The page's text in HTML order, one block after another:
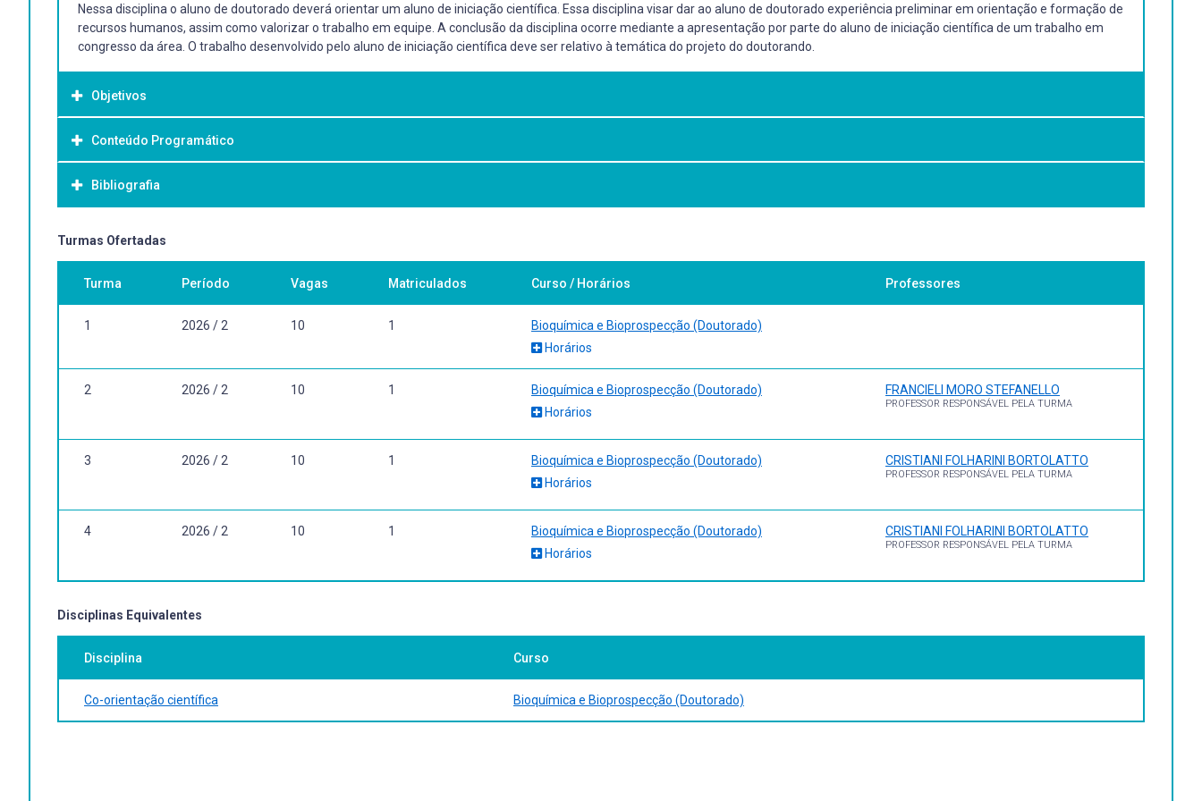
Nessa disciplina o aluno de doutorado deverá orientar um aluno de iniciação científica. Essa disciplina visar dar ao aluno de doutorado experiência preliminar em orientação e formação de
recursos humanos, assim como valorizar o trabalho em equipe. A conclusão da disciplina ocorre mediante a apresentação por parte do aluno de iniciação científica de um trabalho em
congresso da área. O trabalho desenvolvido pelo aluno de iniciação científica deve ser relativo à temática do projeto do doutorando.
Objetivos
Objetivo Geral:
-
Conteúdo Programático
Bibliografia
Bibliografia Básica:
Bibliografia atual referente ao assunto a ser desenvolvido com o aluno de Iniciação Científica de acordo com o projeto de doutorado
Trabalhos originais atuais publicados em revistas indexadas de circulação nacional e internacional.
Turmas Ofertadas
Turma Período Vagas Matriculados Curso / Horários Professores
1 2026 / 2 10 1
Bioquímica e Bioprospecção (Doutorado)
Horários
2 2026 / 2 10 1
Bioquímica e Bioprospecção (Doutorado)
Horários
FRANCIELI MORO STEFANELLO
PROFESSOR RESPONSÁVEL PELA TURMA
3 2026 / 2 10 1
Bioquímica e Bioprospecção (Doutorado)
Horários
CRISTIANI FOLHARINI BORTOLATTO
PROFESSOR RESPONSÁVEL PELA TURMA
4 2026 / 2 10 1
Bioquímica e Bioprospecção (Doutorado)
Horários
CRISTIANI FOLHARINI BORTOLATTO
PROFESSOR RESPONSÁVEL PELA TURMA
Disciplinas Equivalentes
Disciplina Curso
Co-orientação científica Bioquímica e Bioprospecção (Doutorado)